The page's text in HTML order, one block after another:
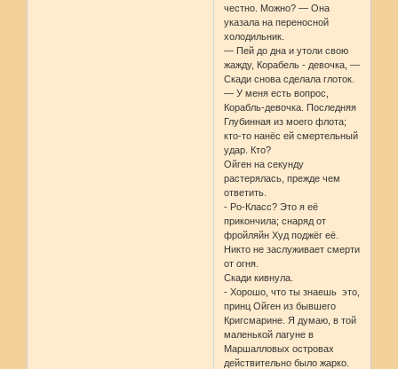
честно. Можно? — Она
указала на переносной
холодильник.
— Пей до дна и утоли свою
жажду, Корабель - девочка, —
Скади снова сделала глоток.
— У меня есть вопрос,
Корабль-девочка. Последняя
Глубинная из моего флота;
кто-то нанёс ей смертельный
удар. Кто?
Ойген на секунду
растерялась, прежде чем
ответить.
- Ро-Класс? Это я её
прикончила; снаряд от
фройляйн Худ поджёг её.
Никто не заслуживает смерти
от огня.
Скади кивнула.
- Хорошо, что ты знаешь это,
принц Ойген из бывшего
Кригсмарине. Я думаю, в той
маленькой лагуне в
Маршалловых островах
действительно было жарко.